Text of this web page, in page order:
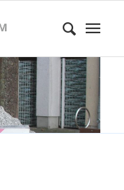
MEI